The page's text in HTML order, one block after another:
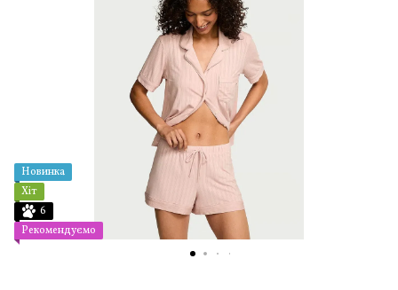
Новинка
Хіт
6
Рекомендуємо